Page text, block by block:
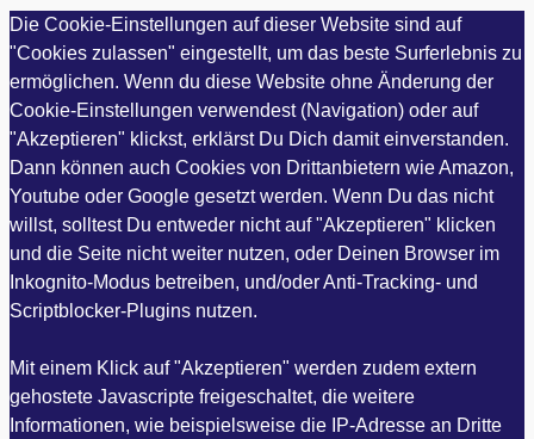
Die Cookie-Einstellungen auf dieser Website sind auf
"Cookies zulassen" eingestellt, um das beste Surferlebnis zu
ermöglichen. Wenn du diese Website ohne Änderung der
Cookie-Einstellungen verwendest (Navigation) oder auf
"Akzeptieren" klickst, erklärst Du Dich damit einverstanden.
Dann können auch Cookies von Drittanbietern wie Amazon,
Youtube oder Google gesetzt werden. Wenn Du das nicht
willst, solltest Du entweder nicht auf "Akzeptieren" klicken
und die Seite nicht weiter nutzen, oder Deinen Browser im
Inkognito-Modus betreiben, und/oder Anti-Tracking- und
Scriptblocker-Plugins nutzen.
Mit einem Klick auf "Akzeptieren" werden zudem extern
gehostete Javascripte freigeschaltet, die weitere
Informationen, wie beispielsweise die IP-Adresse an Dritte